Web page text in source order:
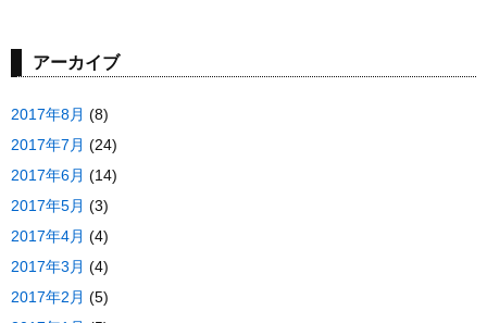
アーカイブ
2017年8月 (8)
2017年7月 (24)
2017年6月 (14)
2017年5月 (3)
2017年4月 (4)
2017年3月 (4)
2017年2月 (5)